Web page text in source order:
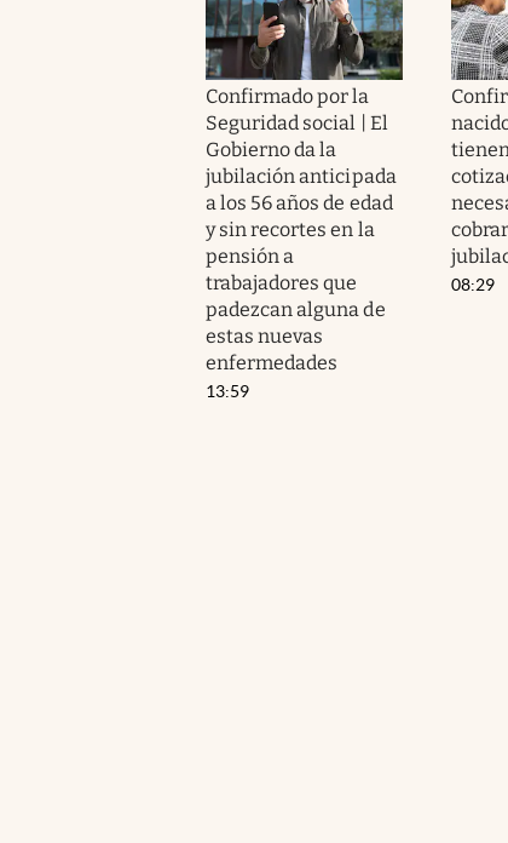
Confirmado por la
Seguridad social | El
Gobierno da la
jubilación anticipada
a los 56 años de edad
y sin recortes en la
pensión a
trabajadores que
padezcan alguna de
estas nuevas
enfermedades
13:59
08:29